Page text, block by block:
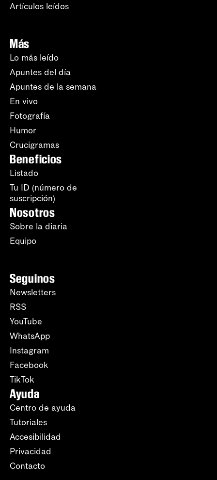
Artículos leídos
Más
Lo más leído
Apuntes del día
Apuntes de la semana
En vivo
Fotografía
Humor
Crucigramas
Beneficios
Listado
Tu ID (número de
suscripción)
Nosotros
Sobre la diaria
Equipo
Seguinos
Newsletters
RSS
YouTube
WhatsApp
Instagram
Facebook
TikTok
Ayuda
Centro de ayuda
Tutoriales
Accesibilidad
Privacidad
Contacto